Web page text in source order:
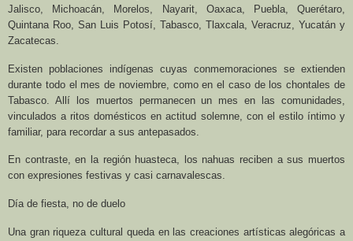
Jalisco, Michoacán, Morelos, Nayarit, Oaxaca, Puebla, Querétaro,
Quintana Roo, San Luis Potosí, Tabasco, Tlaxcala, Veracruz, Yucatán y
Zacatecas.
Existen poblaciones indígenas cuyas conmemoraciones se extienden
durante todo el mes de noviembre, como en el caso de los chontales de
Tabasco. Allí los muertos permanecen un mes en las comunidades,
vinculados a ritos domésticos en actitud solemne, con el estilo íntimo y
familiar, para recordar a sus antepasados.
En contraste, en la región huasteca, los nahuas reciben a sus muertos
con expresiones festivas y casi carnavalescas.
Día de fiesta, no de duelo
Una gran riqueza cultural queda en las creaciones artísticas alegóricas a